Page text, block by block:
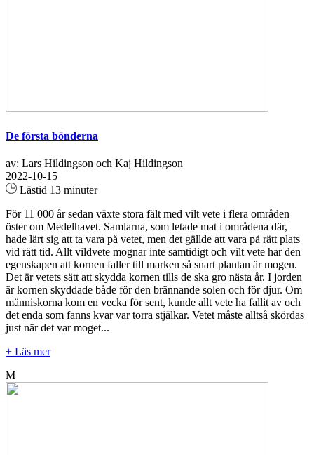
De första bönderna
av: Lars Hildingson och Kaj Hildingson
2022-10-15
Lästid 13 minuter
För 11 000 år sedan växte stora fält med vilt vete i flera områden
öster om Medelhavet. Samlarna, som letade mat i områdena där,
hade lärt sig att ta vara på vetet, men det gällde att vara på rätt plats
vid rätt tid. Allt vildvete mognar inte samtidigt och vilt vete har den
egenskapen att kornen faller till marken så snart plantan är mogen.
Det är vetets sätt att skydda kornen tills de ska gro nästa år. I jorden
är kornen skyddade både för den brännande solen och för djur. Om
människorna kom en vecka för sent, kunde allt vete ha fallit av och
det enda som fanns kvar var torra stjälkar. Vetet måste alltså skördas
just när det var moget...
+ Läs mer
M